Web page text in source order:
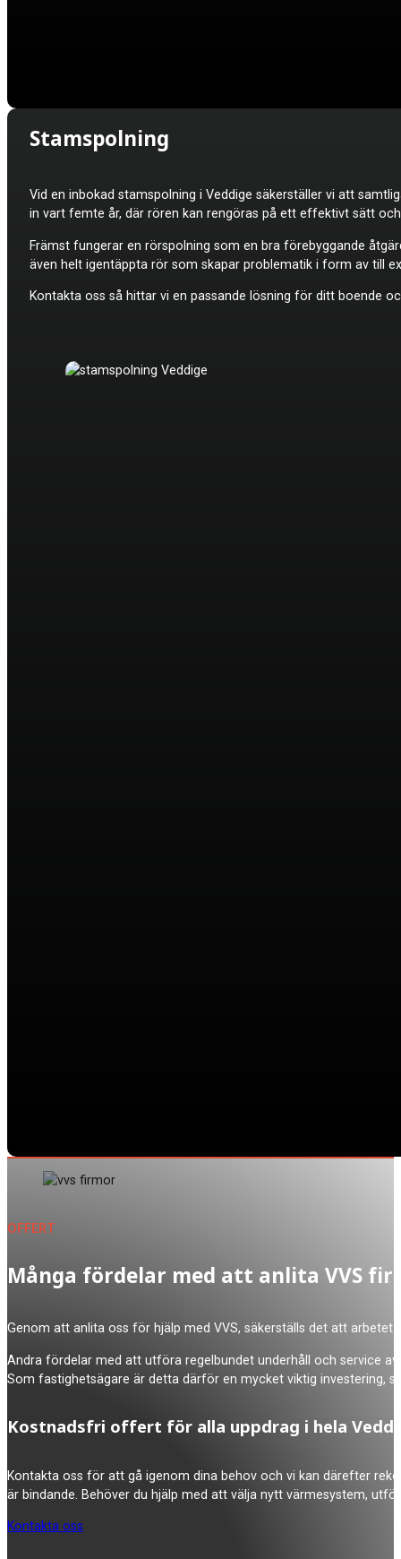
Stamspolning
Vid en inbokad stamspolning i Veddige säkerställer vi att
in vart femte år, där rören kan rengöras på ett effektivt sätt
Främst fungerar en rörspolning som en bra förebyggande
även helt igentäppta rör som skapar problematik i form av till
Kontakta oss så hittar vi en passande lösning för ditt boende
Många fördelar med att anlita VVS
Genom att anlita oss för hjälp med VVS, säkerställs det att
Andra fördelar med att utföra regelbundet underhåll och service
Som fastighetsägare är detta därför en mycket viktig investering,
Kostnadsfri offert för alla uppdrag i hela
Kontakta oss för att gå igenom dina behov och vi kan därefter
är bindande. Behöver du hjälp med att välja nytt värmesystem,
OFFERT
Kontakta oss